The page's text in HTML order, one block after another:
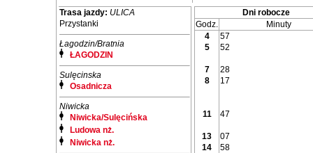
Trasa jazdy: ULICA
Przystanki
Łagodzin/Bratnia
ŁAGODZIN
Sulęcinska
Osadnicza
Niwicka
Niwicka/Sulęcińska
Ludowa nż.
Niwicka nż.
Dni robocze
Godz.
Minuty
4
57
5
52
7
28
8
17
11 47
13
07
14
58